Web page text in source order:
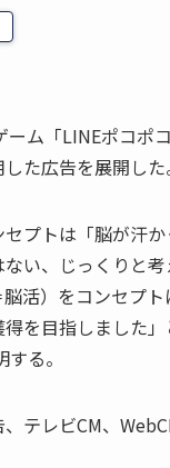
ム「LINEポコポ
た広告を展開した
プトは「脳が汗か
ない、じっくりと
活）をコンセプ
を目指しました
る。
テレビCM、